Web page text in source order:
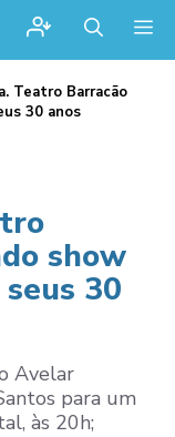
Teatro Barracão
30 anos
show
30
Avelar
para um
às 20h;